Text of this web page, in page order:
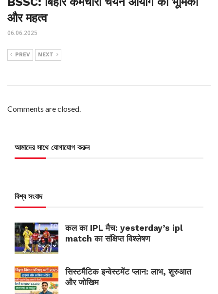
और महत्व
06.06.2025
PREV NEXT
Comments are closed.
আমাদের সাথে যোগাযোগ করুন
বিশ্ব সংবাদ
कल का IPL मैच: yesterday’s ipl
match का संक्षिप्त विश्लेषण
सिस्टमैटिक इन्वेस्टमेंट प्लान: लाभ, शुरुआत
और जोखिम